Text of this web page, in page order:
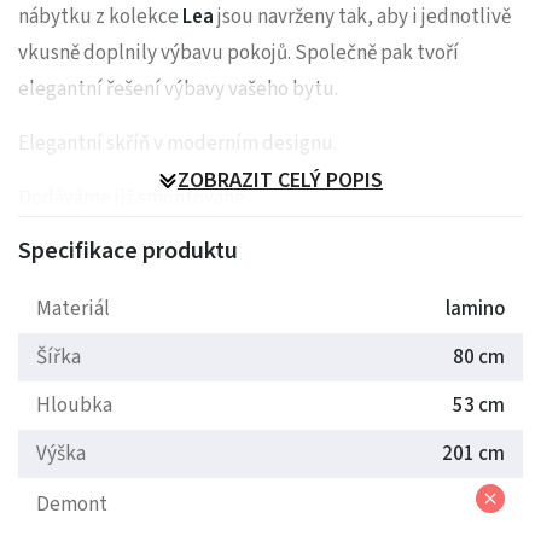
nábytku z kolekce Leajsou navrženy tak, aby i jednotlivě
vkusně doplnily výbavu pokojů. Společně pak tvoří
elegantní řešení výbavy vašeho bytu.
Elegantní skříň v moderním designu.
Dodáváme již smontované.
Barva: Dub bordeux
Nabízíme variantu policovou, nebo šatní.
ZOBRAZIT CELÝ POPIS
Specifikace produktu
Materiál
lamino
Šířka
80 cm
Hloubka
53 cm
Výška
201 cm
Demont